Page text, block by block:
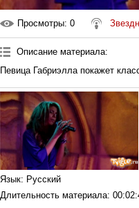
Просмотры: 0
Описание материала:
Певица Габриэлла покажет
Язык: Русский
Длительность материала: